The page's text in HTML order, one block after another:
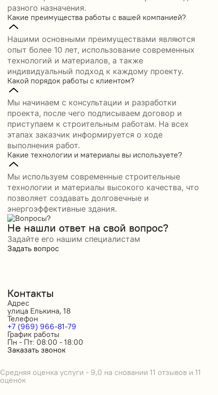
разного назначения.
Какие преимущества работы с вашей компанией?
Нашими основными преимуществами являются
опыт более 10 лет, использование современных
технологий и материалов, а также
индивидуальный подход к каждому проекту.
Какой порядок работы с клиентом?
Мы начинаем с консультации и разработки
проекта, после чего подписываем договор и
приступаем к строительным работам. На всех
этапах заказчик информируется о ходе
выполнения работ.
Какие технологии и материалы вы используете?
Мы используем современные строительные
технологии и материалы высокого качества, что
позволяет создавать долговечные и
энергоэффективные здания.
Не нашли ответ на свой вопрос?
Задайте его нашим специалистам
Задать вопрос
Контакты
Адрес
улица Елькина, 18
Телефон
+7 (969) 966-81-79
График работы
Пн - Пт: 08:00 - 18:00
Заказать звонок
Средняя оценка услуги - 9,0 на сновании 11 отзывов и 11
оценок